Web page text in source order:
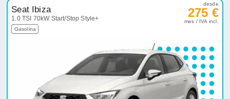
Seat Ibiza
1.0 TSI 70kW Start/Stop Style+
Gasolina
desde
275 €
mes / IVA incl.